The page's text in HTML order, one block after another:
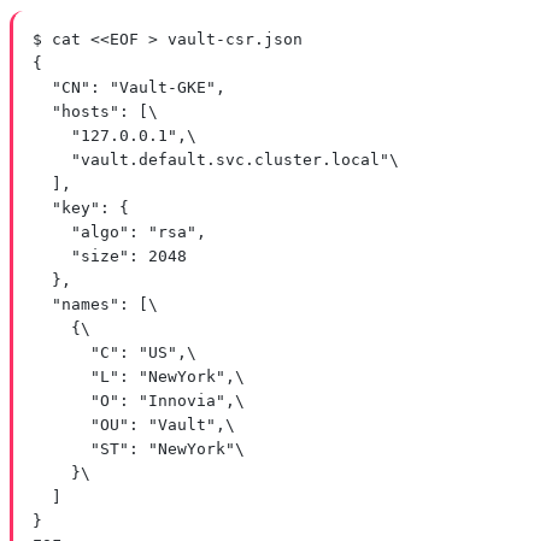
$ cat <<EOF > vault-csr.json
{
"CN": "Vault-GKE",
"hosts": [\
"127.0.0.1",\
"vault.default.svc.cluster.local"\
],
"key": {
"algo": "rsa",
"size": 2048
},
"names": [\
{\
"C": "US",\
"L": "NewYork",\
"O": "Innovia",\
"OU": "Vault",\
"ST": "NewYork"\
}\
}